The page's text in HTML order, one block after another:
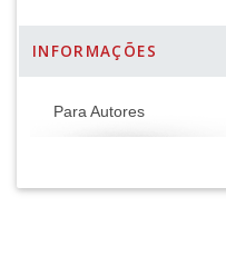
INFORMAÇÕES
Para Autores